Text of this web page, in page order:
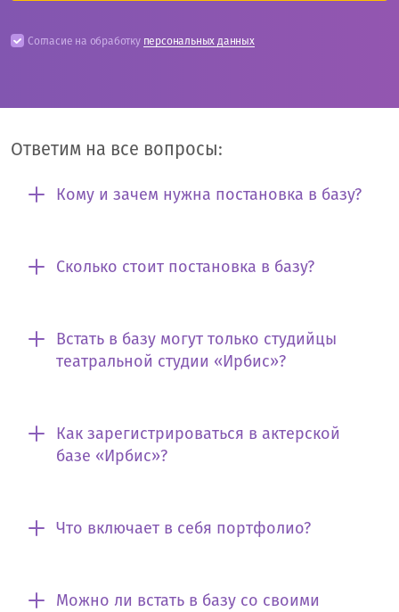
Согласие на обработку персональных данных
Ответим на все вопросы:
Кому и зачем нужна постановка в базу?
Сколько стоит постановка в базу?
Встать в базу могут только студийцы
театральной студии «Ирбис»?
Как зарегистрироваться в актерской
базе «Ирбис»?
Что включает в себя портфолио?
Можно ли встать в базу со своими